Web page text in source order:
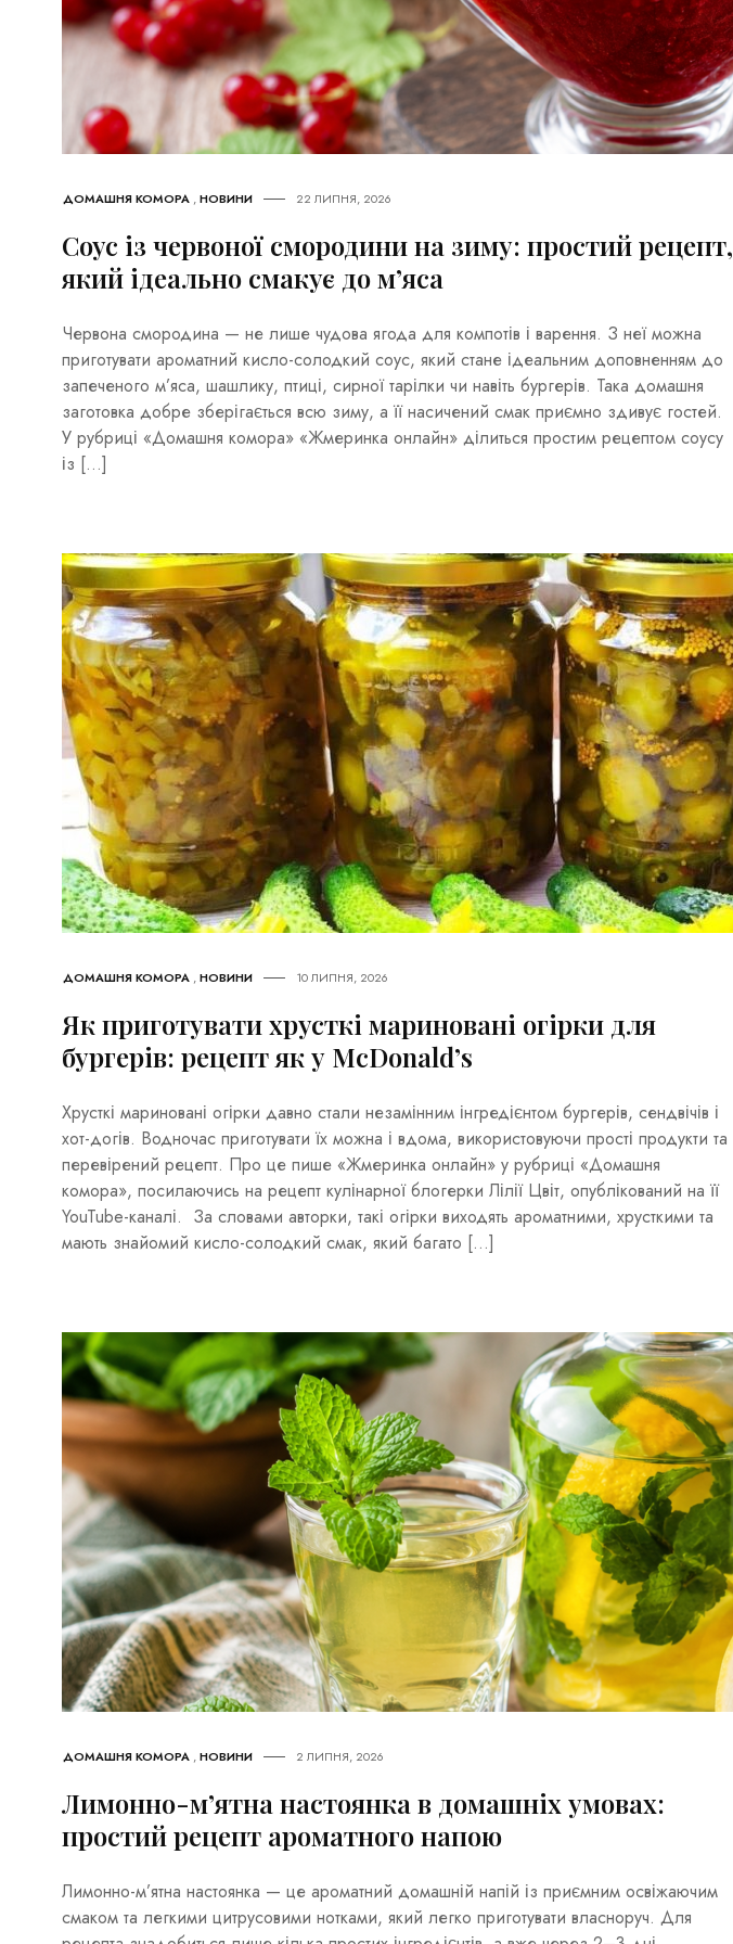
ДОМАШНЯ КОМОРА ,НОВИНИ 22 ЛИПНЯ, 2026
Соус із червоної смородини на зиму: простий рецепт,
який ідеально смакує до м’яса
Червона смородина — не лише чудова ягода для компотів і варення. З неї можна
приготувати ароматний кисло-солодкий соус, який стане ідеальним доповненням до
запеченого м’яса, шашлику, птиці, сирної тарілки чи навіть бургерів. Така домашня
заготовка добре зберігається всю зиму, а її насичений смак приємно здивує гостей.
У рубриці «Домашня комора» «Жмеринка онлайн» ділиться простим рецептом соусу
із […]
ДОМАШНЯ КОМОРА ,НОВИНИ 10 ЛИПНЯ, 2026
Як приготувати хрусткі мариновані огірки для
бургерів: рецепт як у McDonald’s
Хрусткі мариновані огірки давно стали незамінним інгредієнтом бургерів, сендвічів і
хот-догів. Водночас приготувати їх можна і вдома, використовуючи прості продукти та
перевірений рецепт. Про це пише «Жмеринка онлайн» у рубриці «Домашня
комора», посилаючись на рецепт кулінарної блогерки Лілії Цвіт, опублікований на її
YouTube-каналі. За словами авторки, такі огірки виходять ароматними, хрусткими та
мають знайомий кисло-солодкий смак, який багато […]
ДОМАШНЯ КОМОРА ,НОВИНИ 2 ЛИПНЯ, 2026
Лимонно-м’ятна настоянка в домашніх умовах:
простий рецепт ароматного напою
Лимонно-м’ятна настоянка — це ароматний домашній напій із приємним освіжаючим
смаком та легкими цитрусовими нотками, який легко приготувати власноруч. Для